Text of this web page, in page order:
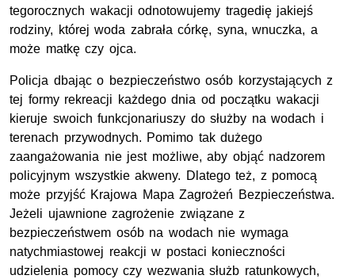
tegorocznych wakacji odnotowujemy tragedię jakiejś
rodziny, której woda zabrała córkę, syna, wnuczka, a
może matkę czy ojca.
Policja dbając o bezpieczeństwo osób korzystających z
tej formy rekreacji każdego dnia od początku wakacji
kieruje swoich funkcjonariuszy do służby na wodach i
terenach przywodnych. Pomimo tak dużego
zaangażowania nie jest możliwe, aby objąć nadzorem
policyjnym wszystkie akweny. Dlatego też, z pomocą
może przyjść Krajowa Mapa Zagrożeń Bezpieczeństwa.
Jeżeli ujawnione zagrożenie związane z
bezpieczeństwem osób na wodach nie wymaga
natychmiastowej reakcji w postaci konieczności
udzielenia pomocy czy wezwania służb ratunkowych,